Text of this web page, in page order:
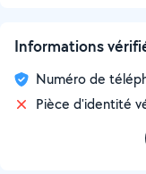
Informations
Numéro de
Pièce d'identité